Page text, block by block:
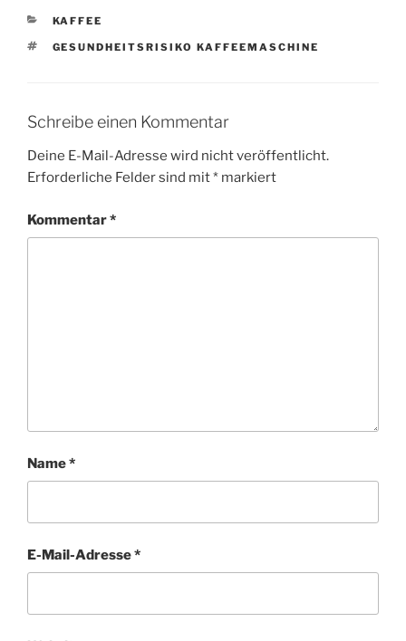
KATEGORIEN
KAFFEE
SCHLAGWÖRTER
GESUNDHEITSRISIKO KAFFEEMASCHINE
Schreibe einen Kommentar
Deine E-Mail-Adresse wird nicht veröffentlicht.
Erforderliche Felder sind mit* markiert
Kommentar*
Name*
E-Mail-Adresse*